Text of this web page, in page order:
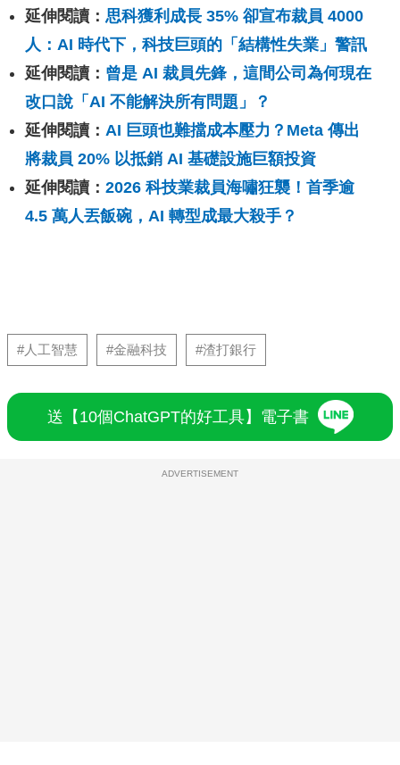
延伸閱讀： 思科獲利成長 35% 卻宣布裁員 4000
人：AI 時代下，科技巨頭的「結構性失業」警訊
延伸閱讀： 曾是 AI 裁員先鋒，這間公司為何現在
改口說「AI 不能解決所有問題」？
延伸閱讀： AI 巨頭也難擋成本壓力？Meta 傳出
將裁員 20% 以抵銷 AI 基礎設施巨額投資
延伸閱讀： 2026 科技業裁員海嘯狂襲！首季逾
4.5 萬人丟飯碗，AI 轉型成最大殺手？
#人工智慧 #金融科技 #渣打銀行
送【10個ChatGPT的好工具】電子書
ADVERTISEMENT